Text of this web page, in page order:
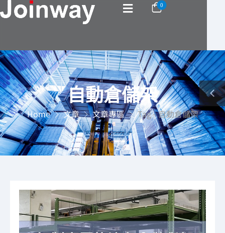
0
自動倉儲架
Home 文章 文章專區 Tag - 自動倉儲架